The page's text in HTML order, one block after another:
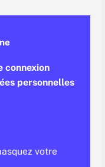
connexion
personnelles
votre